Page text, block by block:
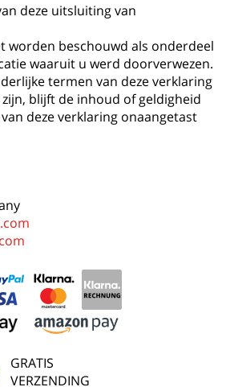
deze uitsluiting van
worden beschouwd als onderdeel
waaruit u werd doorverwezen.
termen van deze verklaring
blijft de inhoud of geldigheid
deze verklaring onaangetast
GRATIS
VERZENDING